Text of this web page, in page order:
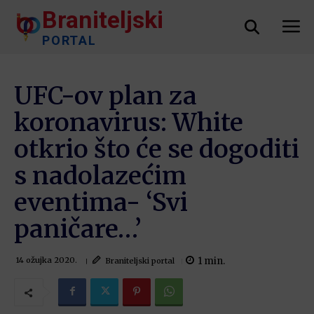
Braniteljski
PORTAL
UFC-ov plan za
koronavirus: White
otkrio što će se dogoditi
s nadolazećim
eventima- ‘Svi
paničare…’
14 ožujka 2020. Braniteljski portal 1 min.